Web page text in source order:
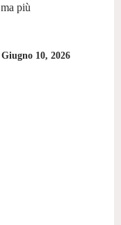
più
Giugno 10, 2026